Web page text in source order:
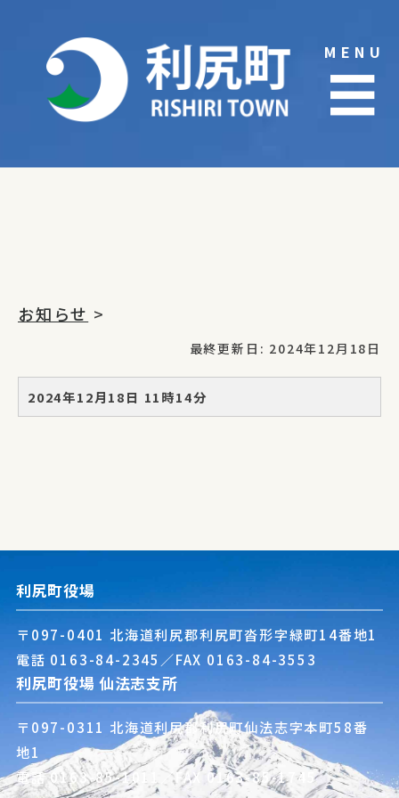
content
MENU
☰
お知らせ >
最終更新日: 2024年12月18日
2024年12月18日 11時14分
利尻町役場
〒097-0401 北海道利尻郡利尻町沓形字緑町14番地1
電話 0163-84-2345 ／FAX 0163-84-3553
利尻町役場 仙法志支所
〒097-0311 北海道利尻郡利尻町仙法志字本町58番
地1
電話0163-85-1011 ／FAX 0163-85-1745